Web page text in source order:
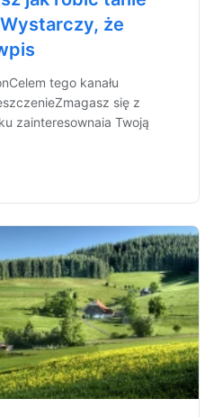
że
tego kanału
się z
zainteresownaia Twoją